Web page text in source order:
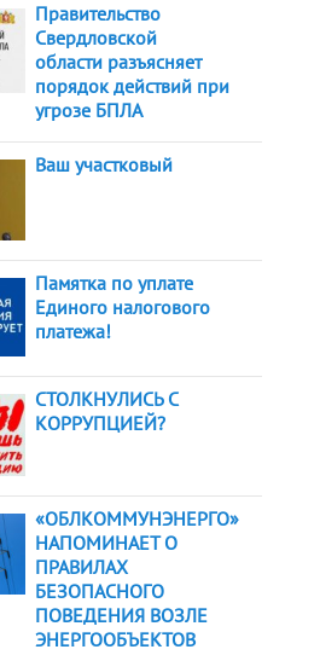
Правительство
Свердловской
области разъясняет
порядок действий при
угрозе БПЛА
Ваш участковый
Памятка по уплате
Единого налогового
платежа!
СТОЛКНУЛИСЬ С
КОРРУПЦИЕЙ?
«ОБЛКОММУНЭНЕРГО»
НАПОМИНАЕТ О
ПРАВИЛАХ
БЕЗОПАСНОГО
ПОВЕДЕНИЯ ВОЗЛЕ
ЭНЕРГООБЪЕКТОВ